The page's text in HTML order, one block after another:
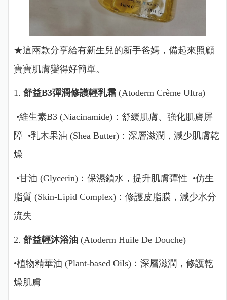
★這兩款分享給有新生兒的新手爸媽，備起來照顧
寶寶肌膚變得好簡單。
1. 舒益B3彈潤修護輕乳霜(Atoderm Crème Ultra)
•維生素B3 (Niacinamide)：舒緩肌膚、強化肌膚屏
障 •乳木果油 (Shea Butter)：深層滋潤，減少肌膚乾
燥
•甘油 (Glycerin)：保濕鎖水，提升肌膚彈性 •仿生
脂質 (Skin-Lipid Complex)：修護皮脂膜，減少水分
流失
2. 舒益輕沐浴油 (Atoderm Huile De Douche)
•植物精華油 (Plant-based Oils)：深層滋潤，修護乾
燥肌膚